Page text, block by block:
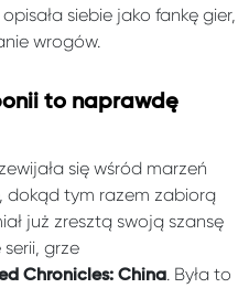
siebie jako fankę gier,
wrogów.
to naprawdę
się wśród marzeń
dokąd tym razem zabiorą
już zresztą swoją szansę
grze
Chronicles: China. Była to